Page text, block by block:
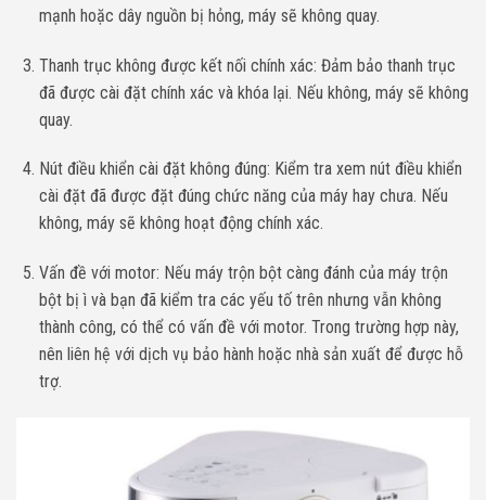
mạnh hoặc dây nguồn bị hỏng, máy sẽ không quay.
Thanh trục không được kết nối chính xác: Đảm bảo thanh trục
đã được cài đặt chính xác và khóa lại. Nếu không, máy sẽ không
quay.
Nút điều khiển cài đặt không đúng: Kiểm tra xem nút điều khiển
cài đặt đã được đặt đúng chức năng của máy hay chưa. Nếu
không, máy sẽ không hoạt động chính xác.
Vấn đề với motor: Nếu máy trộn bột càng đánh của máy trộn
bột bị ì và bạn đã kiểm tra các yếu tố trên nhưng vẫn không
thành công, có thể có vấn đề với motor. Trong trường hợp này,
nên liên hệ với dịch vụ bảo hành hoặc nhà sản xuất để được hỗ
trợ.